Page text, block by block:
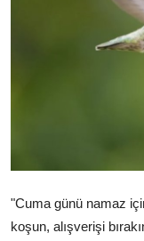
DİNİ MESAJLAR
"Cuma günü namaz
koşun, alışverişi